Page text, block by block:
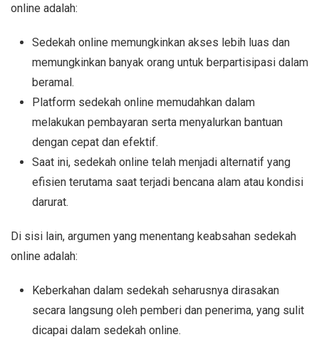
online adalah:
Sedekah online memungkinkan akses lebih luas dan
memungkinkan banyak orang untuk berpartisipasi dalam
beramal.
Platform sedekah online memudahkan dalam
melakukan pembayaran serta menyalurkan bantuan
dengan cepat dan efektif.
Saat ini, sedekah online telah menjadi alternatif yang
efisien terutama saat terjadi bencana alam atau kondisi
darurat.
Di sisi lain, argumen yang menentang keabsahan sedekah
online adalah:
Keberkahan dalam sedekah seharusnya dirasakan
secara langsung oleh pemberi dan penerima, yang sulit
dicapai dalam sedekah online.